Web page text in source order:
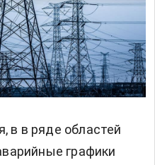
в в ряде областей
графики